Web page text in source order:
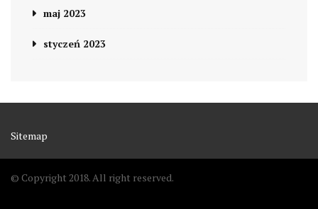
maj 2023
styczeń 2023
Sitemap
© Copyright 2018. All right reserved.